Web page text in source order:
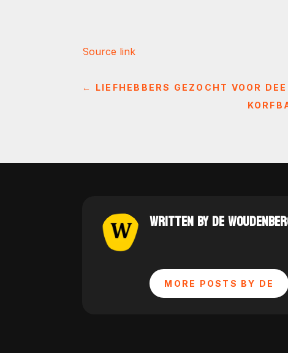
Source link
← LIEFHEBBERS GEZOCHT VOOR
WRITTEN BY DE
MORE POSTS BY DE